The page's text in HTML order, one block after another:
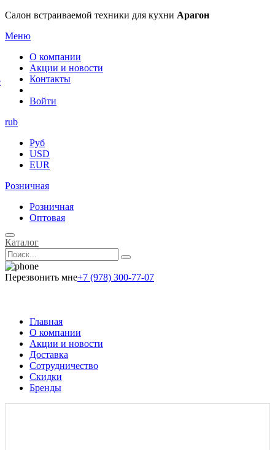
Салон встраиваемой техники для кухни Арагон
Меню
О компании
Акции и новости
Контакты
Войти
rub
Руб
USD
EUR
Розничная
Розничная
Оптовая
Каталог
Перезвонить мне+7 (978) 300-77-07
Главная
О компании
Акции и новости
Доставка
Сотрудничество
Скидки
Бренды